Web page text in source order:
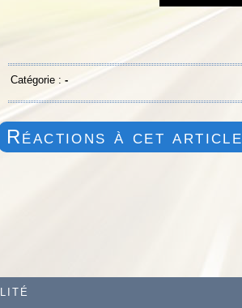
Catégorie : -
Réactions à cet article